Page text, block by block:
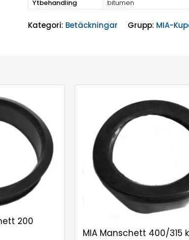
Ytbehandling
bitumen
Kategori: Betäckningar Grupp: MIA-
200
MIA Manschett 400/315